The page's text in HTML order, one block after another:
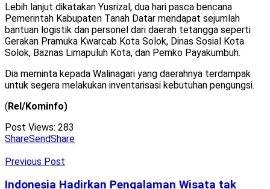
Lebih lanjut dikatakan Yusrizal, dua hari pasca bencana
Pemerintah Kabupaten Tanah Datar mendapat sejumlah
bantuan logistik dan personel dari daerah tetangga seperti
Gerakan Pramuka Kwarcab Kota Solok, Dinas Sosial Kota
Solok, Baznas Limapuluh Kota, dan Pemko Payakumbuh.
Dia meminta kepada Walinagari yang daerahnya terdampak
untuk segera melakukan inventarisasi kebutuhan pengungsi.
(Rel/Kominfo)
Post Views: 283
ShareSendShare
Previous Post
Indonesia Hadirkan Pengalaman Wisata tak